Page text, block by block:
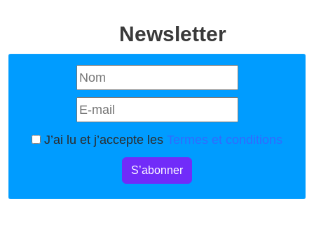
Newsletter
J’ai lu et j’accepte les Termes et conditions
S’abonner